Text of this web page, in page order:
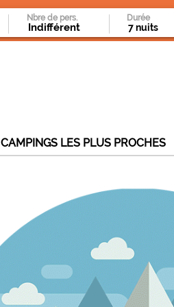
Durée
Nbre de pers.
CAMPINGS LES PLUS PROCHES